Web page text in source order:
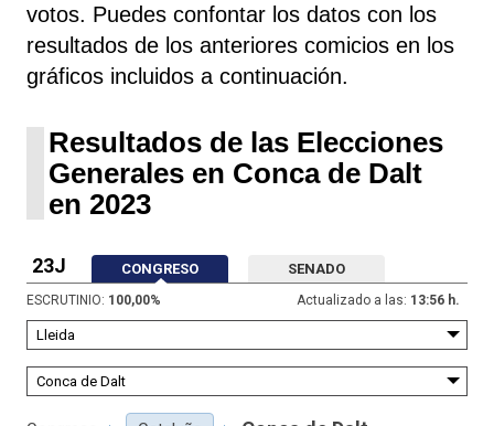
votos. Puedes confontar los datos con los
resultados de los anteriores comicios en los
gráficos incluidos a continuación.
Resultados de las Elecciones
Generales en Conca de Dalt
en 2023
23J CONGRESO SENADO
ESCRUTINIO: 100,00% Actualizado a las: 13:56 h.